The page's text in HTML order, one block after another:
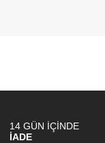
14 GÜN İÇİNDE
İADE